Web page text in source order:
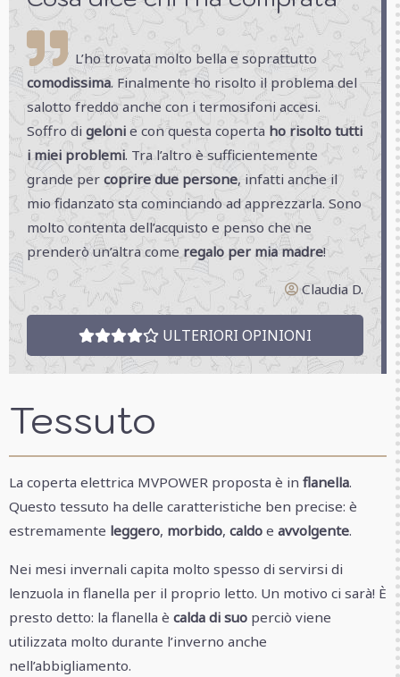
L’ho trovata molto bella e soprattutto
comodissima. Finalmente ho risolto il problema del
salotto freddo anche con i termosifoni accesi.
Soffro di geloni e con questa coperta ho risolto tutti
i miei problemi. Tra l’altro è sufficientemente
grande per coprire due persone, infatti anche il
mio fidanzato sta cominciando ad apprezzarla. Sono
molto contenta dell’acquisto e penso che ne
prenderò un’altra come regalo per mia madre!
Claudia D.
ULTERIORI OPINIONI
Tessuto
La coperta elettrica MVPOWER proposta è in flanella.
Questo tessuto ha delle caratteristiche ben precise: è
estremamente leggero, morbido, caldo e avvolgente.
Nei mesi invernali capita molto spesso di servirsi di
lenzuola in flanella per il proprio letto. Un motivo ci sarà! È
presto detto: la flanella è calda di suo perciò viene
utilizzata molto durante l’inverno anche
nell’abbigliamento.